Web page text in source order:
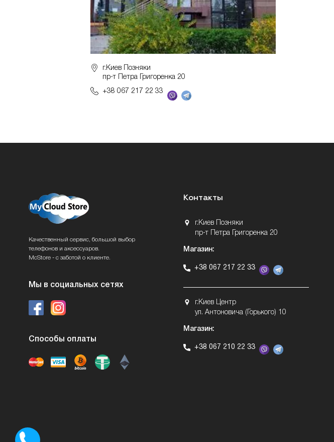
г.Киев Позняки
пр-т Петра Григоренка 20
+38 067 217 22 33
Качественный сервис, большой выбор
телефонов и аксессуаров.
McStore - с заботой о клиенте.
Мы в социальных сетях
Способы оплаты
Контакты
г.Киев Позняки
пр-т Петра Григоренка 20
Магазин:
+38 067 217 22 33
г.Киев Центр
ул. Антоновича (Горького) 10
Магазин:
+38 067 210 22 33